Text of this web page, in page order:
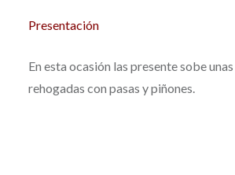
Presentación
En esta ocasión las presente sobe
rehogadas con pasas y piñones.